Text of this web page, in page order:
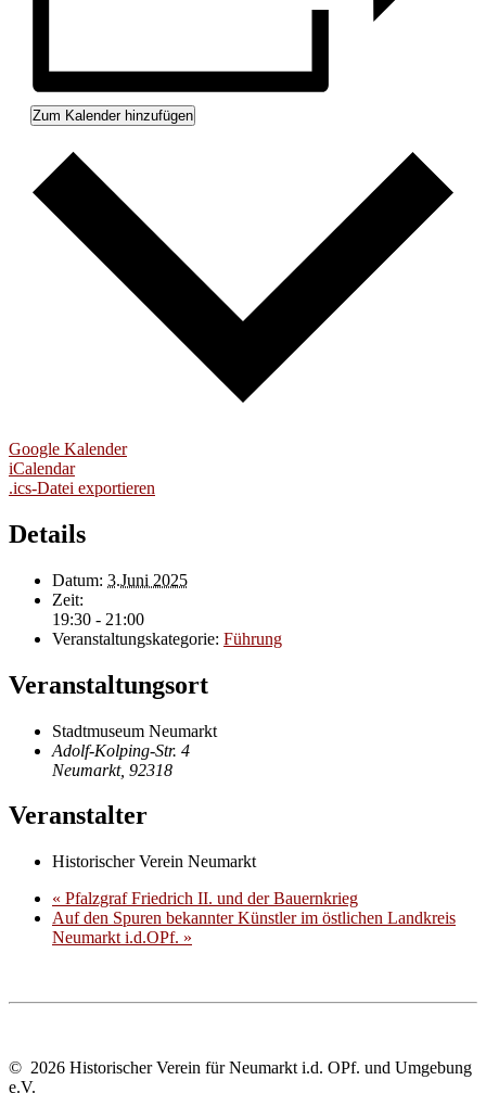
Zum Kalender hinzufügen
Google Kalender
iCalendar
.ics-Datei exportieren
Details
Datum: 3.Juni 2025
Zeit:
19:30 - 21:00
Veranstaltungskategorie: Führung
Veranstaltungsort
Stadtmuseum Neumarkt
Adolf-Kolping-Str. 4
Neumarkt, 92318
Veranstalter
Historischer Verein Neumarkt
« Pfalzgraf Friedrich II. und der Bauernkrieg
Auf den Spuren bekannter Künstler im östlichen Landkreis
Neumarkt i.d.OPf. »
© 2026 Historischer Verein für Neumarkt i.d. OPf. und Umgebung
e.V.